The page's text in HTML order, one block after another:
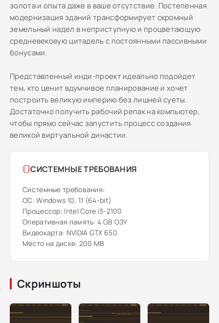
золота и опыта даже в ваше отсутствие. Постепенная
модернизация зданий трансформирует скромный
земельный надел в неприступную и процветающую
средневековую цитадель с постоянными пассивными
бонусами.
Представленный инди-проект идеально подойдет
тем, кто ценит вдумчивое планирование и хочет
построить великую империю без лишней суеты.
Достаточно получить рабочий репак на компьютер,
чтобы прямо сейчас запустить процесс создания
великой виртуальной династии.
СИСТЕМНЫЕ ТРЕБОВАНИЯ
Системные требования:
ОС: Windows 10, 11 (64-bit)
Процессор: Intel Core i3-2100
Оперативная память: 4 GB ОЗУ
Видеокарта: NVIDIA GTX 650
Место на диске: 200 MB
Скриншоты